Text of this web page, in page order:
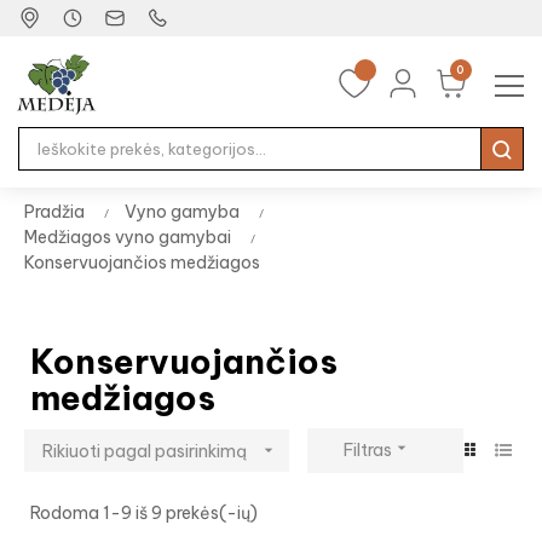
0
☰
Pradžia
Vyno gamyba
Medžiagos vyno gamybai
Konservuojančios medžiagos
Konservuojančios
medžiagos
Rikiuoti pagal pasirinkimą  Filtras 
Rodoma 1-9 iš 9 prekės(-ių)